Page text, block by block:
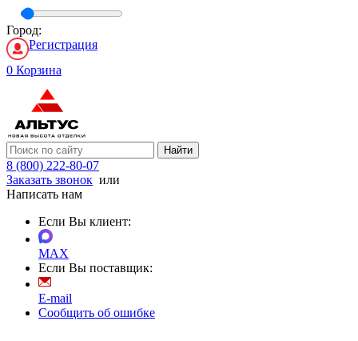
Город:
Регистрация
0 Корзина
Найти
8 (800) 222-80-07
Заказать звонок или
Написать нам
Если Вы клиент:
MAX
Если Вы поставщик:
E-mail
Сообщить об ошибке